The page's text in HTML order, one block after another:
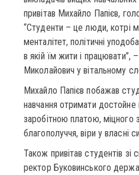
привітав Михайло Папієв,
“Студенти – це люди, котрі
менталітет, політичні
в якій їм жити і працювати”,
Миколайович у вітальному
Михайло Папієв побажав
навчання отримати
заробітною платою, міцного
благополуччя, віри у власні
Також привітав студентів
ректор Буковинського